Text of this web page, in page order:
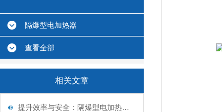
隔爆型电加热器
查看全部
相关文章
提升效率与安全：隔爆型电加热器保养全攻略